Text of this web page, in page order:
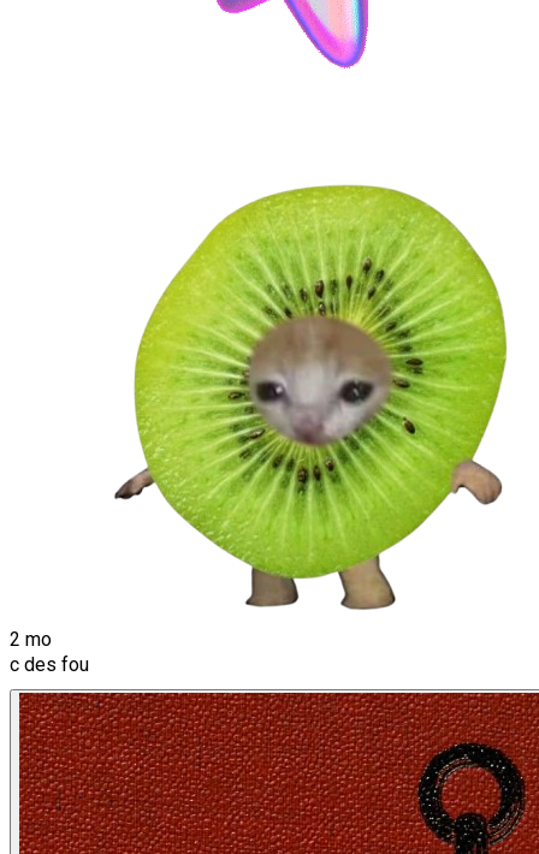
2 mo
c des fou